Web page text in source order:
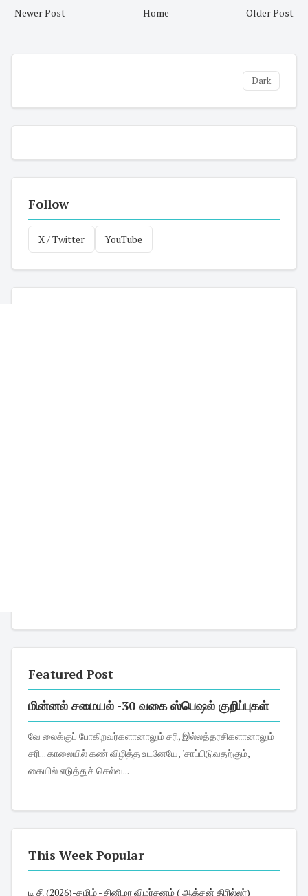
Newer Post Older Post
Home
Dark
Follow
X / Twitter YouTube
Featured Post
மின்னல் சமையல் -30 வகை ஸ்பெஷல் குறிப்புகள்
வே லைக்குப் போகிறவர்களானாலும் சரி, இல்லத்தரசிகளானாலும்
சரி... காலையில் கண் விழித்த உடனேயே, 'சாப்பிடுவதற்கும்,
கையில் எடுத்துச் செல்வ...
This Week Popular
டி சி (2026)-தமிழ் - சினிமா விமர்சனம் ( ஆக்சன் திரில்லர்)